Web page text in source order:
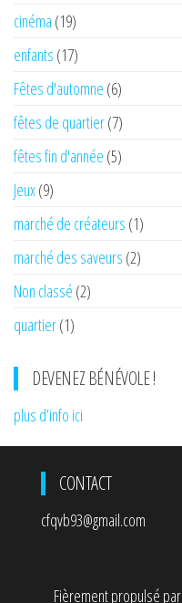
cinéma (19)
enfants (17)
Fêtes d'automne (6)
fêtes de quartier(7)
fêtes fin d'année (5)
Jeux(9)
marché de créateurs (1)
marché des saveurs (2)
Non classé (2)
quartier(1)
DEVENEZ BÉNÉVOLE !
plus d’info ici
CONTACT
cfqvb93@gmail.com
Fièrement propulsé par